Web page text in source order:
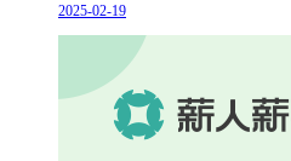
2025-02-19